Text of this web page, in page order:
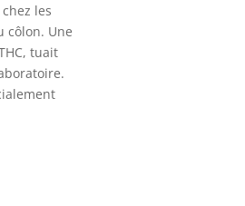
les
côlon. Une
tuait